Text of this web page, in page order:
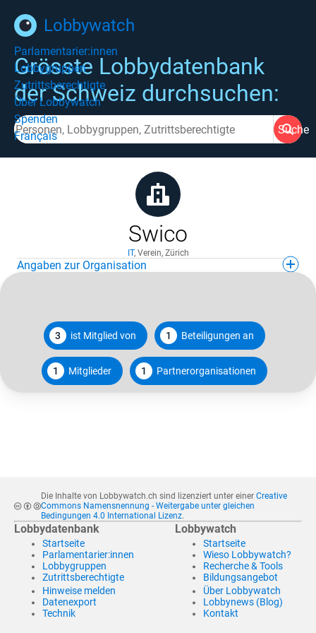
Lobbywatch
Parlamentarier:innen
Lobbygruppen
Zutrittsberechtigte
Über Lobbywatch
Spenden
Français
Grösste Lobbydatenbank
der Schweiz durchsuchen:
Suche
Swico
IT, Verein, Zürich
Angaben zur Organisation
3 ist Mitglied von 1 Beteiligungen an
1 Mitglieder 1 Partnerorganisationen
Die Inhalte von Lobbywatch.ch sind lizenziert unter einer Creative
Commons Namensnennung - Weitergabe unter gleichen
Bedingungen 4.0 International Lizenz.
Lobbydatenbank
Startseite
Parlamentarier:innen
Lobbygruppen
Zutrittsberechtigte
Hinweise melden
Datenexport
Technik
Lobbywatch
Startseite
Wieso Lobbywatch?
Recherche & Tools
Bildungsangebot
Über Lobbywatch
Lobbynews (Blog)
Kontakt